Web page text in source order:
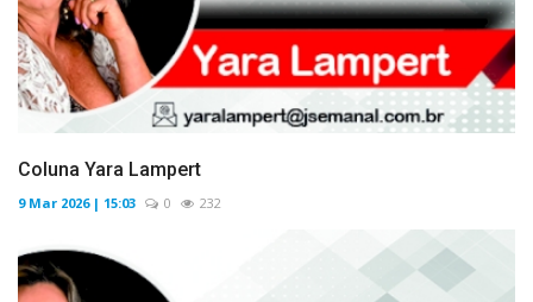
Coluna Yara Lampert
9 Mar 2026 | 15:03 0 232